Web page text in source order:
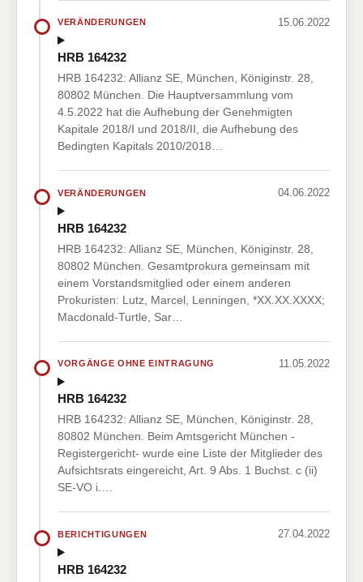
VERÄNDERUNGEN 15.06.2022
HRB 164232
HRB 164232: Allianz SE, München, Königinstr. 28,
80802 München. Die Hauptversammlung vom
4.5.2022 hat die Aufhebung der Genehmigten
Kapitale 2018/I und 2018/II, die Aufhebung des
Bedingten Kapitals 2010/2018…
VERÄNDERUNGEN 04.06.2022
HRB 164232
HRB 164232: Allianz SE, München, Königinstr. 28,
80802 München. Gesamtprokura gemeinsam mit
einem Vorstandsmitglied oder einem anderen
Prokuristen: Lutz, Marcel, Lenningen, *XX.XX.XXXX;
Macdonald-Turtle, Sar…
VORGÄNGE OHNE EINTRAGUNG 11.05.2022
HRB 164232
HRB 164232: Allianz SE, München, Königinstr. 28,
80802 München. Beim Amtsgericht München -
Registergericht- wurde eine Liste der Mitglieder des
Aufsichtsrats eingereicht, Art. 9 Abs. 1 Buchst. c (ii)
SE-VO i.…
BERICHTIGUNGEN 27.04.2022
HRB 164232